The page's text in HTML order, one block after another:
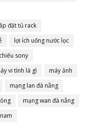
đặt tủ rack
lợi ích uống nước lọc
sony
vi tính là gì
máy ảnh
mạng lan đà nẵng
mạng wan đà nẵng